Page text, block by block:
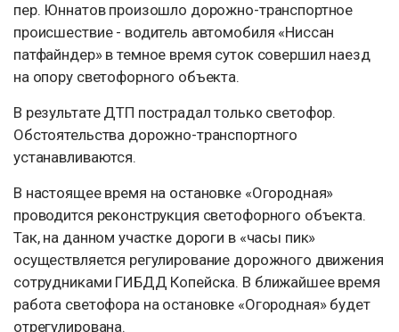
пер. Юннатов произошло дорожно-транспортное
происшествие - водитель автомобиля «Ниссан
патфайндер» в темное время суток совершил наезд
на опору светофорного объекта.
В результате ДТП пострадал только светофор.
Обстоятельства дорожно-транспортного
устанавливаются.
В настоящее время на остановке «Огородная»
проводится реконструкция светофорного объекта.
Так, на данном участке дороги в «часы пик»
осуществляется регулирование дорожного движения
сотрудниками ГИБДД Копейска. В ближайшее время
работа светофора на остановке «Огородная» будет
отрегулирована.